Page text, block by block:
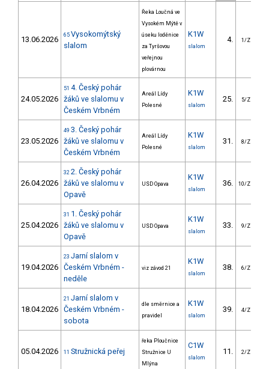
13.06.2026 65 Vysokomýtský
slalom
Řeka Loučná ve
Vysokém Mýtě v
úseku loděnice
za Tyršovou
veřejnou
plovárnou
K1W
slalom
4. 1/ZM
24.05.2026
51 4. Český pohár
žáků ve slalomu v
Českém Vrbném
Areál Lídy
Polesné
K1W
slalom
25. 5/ZM
23.05.2026
49 3. Český pohár
žáků ve slalomu v
Českém Vrbném
Areál Lídy
Polesné
K1W
slalom
31. 8/ZM
26.04.2026
32 2. Český pohár
žáků ve slalomu v
Opavě
USD Opava
K1W
slalom
36. 10/ZM
25.04.2026
31 1. Český pohár
žáků ve slalomu v
Opavě
USD Opava
K1W
slalom
33. 9/ZM
19.04.2026
23 Jarní slalom v
Českém Vrbném -
neděle
viz závod 21
K1W
slalom
38. 6/ZM
18.04.2026
21 Jarní slalom v
Českém Vrbném -
sobota
dle směrnice a
pravidel
K1W
slalom
39. 4/ZM
05.04.2026 11 Stružnická peřej
řeka Ploučnice
Stružnice U
Mlýna
C1W
slalom
11. 2/ZM